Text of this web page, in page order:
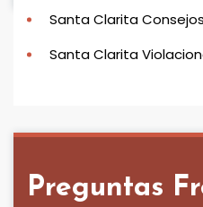
Santa Clarita
Santa Clarita
Preguntas